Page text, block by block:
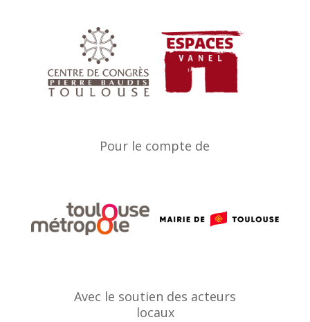
Pour le compte de
Avec le soutien des acteurs
locaux